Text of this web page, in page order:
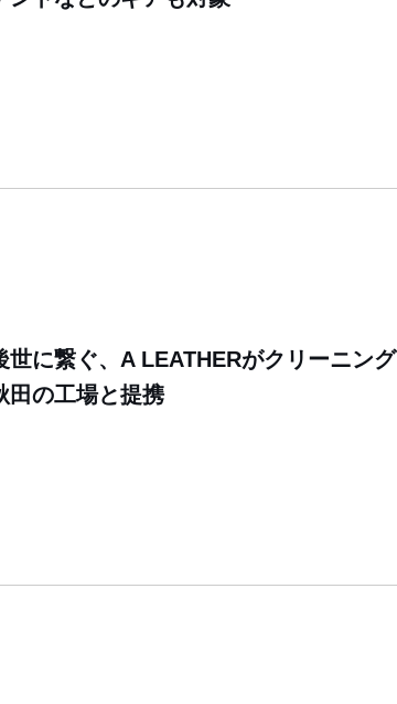
世に繋ぐ、A LEATHERがクリーニング
の工場と提携